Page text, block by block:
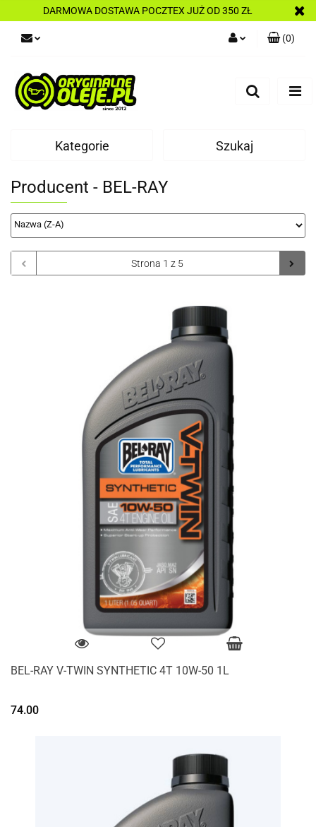
DARMOWA DOSTAWA POCZTEX JUŻ OD 350 ZŁ
(0)
Kategorie Szukaj
Producent - BEL-RAY
BEL-RAY V-TWIN SYNTHETIC 4T 10W-50 1L
74.00